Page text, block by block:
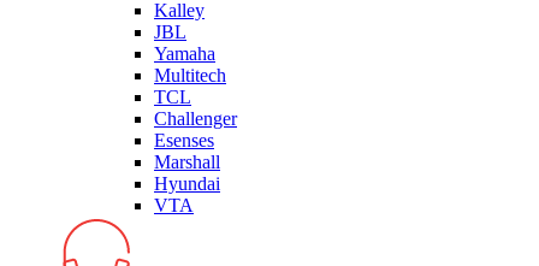
Kalley
JBL
Yamaha
Multitech
TCL
Challenger
Esenses
Marshall
Hyundai
VTA